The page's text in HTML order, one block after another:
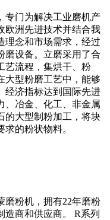
专门为解决工业磨机产
欧洲先进技术并结合我
理念和市场需求，经过
磨设备。立磨采用了合
艺流程，集烘干、粉
大型粉磨工艺中，能够
经济指标达到国际先进
、冶金、化工、非金属
的大型制粉加工，将块
的粉状物料。
磨粉机，拥有22年磨粉
商和供应商。 R系列